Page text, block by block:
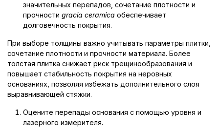
значительных перепадов, сочетание плотности и
прочности gracia ceramica обеспечивает
долговечность покрытия.
При выборе толщины важно учитывать параметры плитки,
сочетание плотности и прочности материала. Более
толстая плитка снижает риск трещинообразования и
повышает стабильность покрытия на неровных
основаниях, позволяя избежать дополнительного слоя
выравнивающей стяжки.
Оцените перепады основания с помощью уровня и
лазерного измерителя.